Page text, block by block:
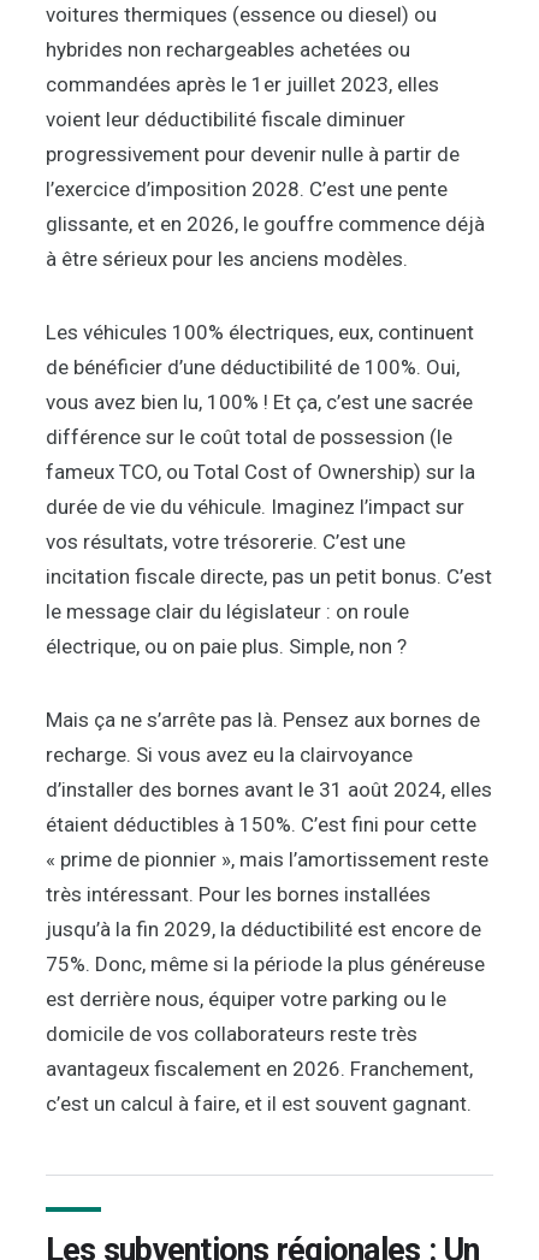
voitures thermiques (essence ou diesel) ou
hybrides non rechargeables achetées ou
commandées après le 1er juillet 2023, elles
voient leur déductibilité fiscale diminuer
progressivement pour devenir nulle à partir de
l’exercice d’imposition 2028. C’est une pente
glissante, et en 2026, le gouffre commence déjà
à être sérieux pour les anciens modèles.
Les véhicules 100% électriques, eux, continuent
de bénéficier d’une déductibilité de 100%. Oui,
vous avez bien lu, 100% ! Et ça, c’est une sacrée
différence sur le coût total de possession (le
fameux TCO, ou Total Cost of Ownership) sur la
durée de vie du véhicule. Imaginez l’impact sur
vos résultats, votre trésorerie. C’est une
incitation fiscale directe, pas un petit bonus. C’est
le message clair du législateur : on roule
électrique, ou on paie plus. Simple, non ?
Mais ça ne s’arrête pas là. Pensez aux bornes de
recharge. Si vous avez eu la clairvoyance
d’installer des bornes avant le 31 août 2024, elles
étaient déductibles à 150%. C’est fini pour cette
« prime de pionnier », mais l’amortissement reste
très intéressant. Pour les bornes installées
jusqu’à la fin 2029, la déductibilité est encore de
75%. Donc, même si la période la plus généreuse
est derrière nous, équiper votre parking ou le
domicile de vos collaborateurs reste très
avantageux fiscalement en 2026. Franchement,
c’est un calcul à faire, et il est souvent gagnant.
Les subventions régionales : Un